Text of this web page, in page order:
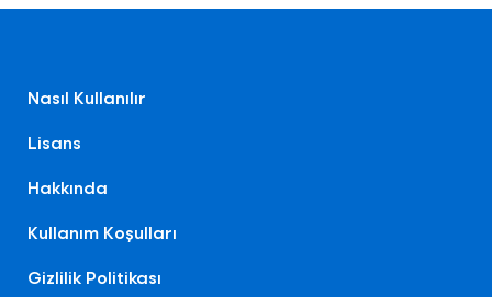
Nasıl Kullanılır
Lisans
Hakkında
Kullanım Koşulları
Gizlilik Politikası